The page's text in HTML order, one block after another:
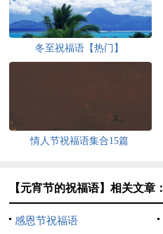
冬至祝福语【热门】
情人节祝福语集合15篇
【元宵节的祝福语】相关文章：
感恩节祝福语